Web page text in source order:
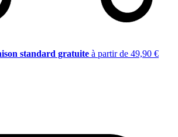
standard gratuite à partir de 49,90 €